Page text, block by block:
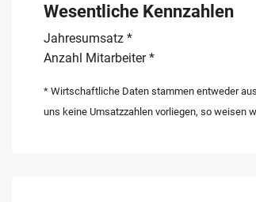
Wesentliche Kennzahlen
Jahresumsatz *
Anzahl Mitarbeiter *
* Wirtschaftliche Daten stammen entweder
uns keine Umsatzzahlen vorliegen, so weisen